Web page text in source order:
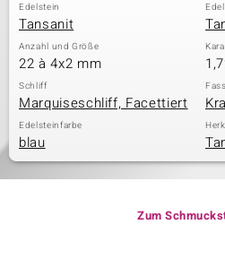
Edelstein
Tansanit
Anzahl und Größe
22 à 4x2 mm
Schliff
Marquiseschliff, Facettiert
Edelsteinfarbe
blau
Zum